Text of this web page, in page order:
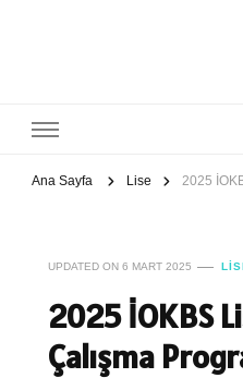
Ana Sayfa Lise 2025
UPDATED ON 6 MART 2025
2025 İOKBS
Çalışma